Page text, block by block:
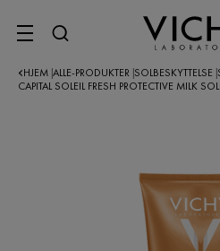
SITE MENU
HJEM ALLE-PRODUKTER SOLBESKYTTELSE
CAPITAL SOLEIL FRESH PROTECTIVE MILK